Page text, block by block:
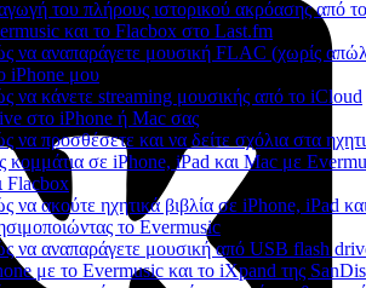
του πλήρους ιστορικού ακρόασης από το
και το Flacbox στο Last.fm
να αναπαράγετε μουσική FLAC (χωρίς
iPhone μου
να κάνετε streaming μουσικής από το iCloud
στο iPhone ή Mac σας
να προσθέσετε και να δείτε σχόλια στα
κομμάτια σε iPhone, iPad και Mac με
Flacbox
να ακούτε ηχητικά βιβλία σε iPhone, iPad
το Evermusic
να αναπαράγετε μουσική από USB flash
με το Evermusic και το iXpand της